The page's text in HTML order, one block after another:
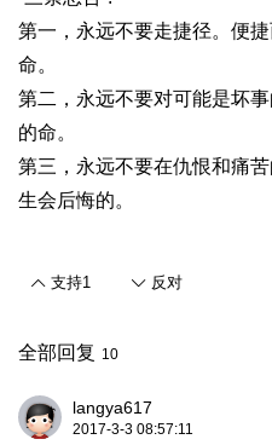
第一，永远不要走捷径。便
命。
第二，永远不要对可能是坏
的命。
第三，永远不要在仇恨和痛
生会后悔的。
支持1 反对
全部回复 10
langya617
2017-3-3 08:57:11